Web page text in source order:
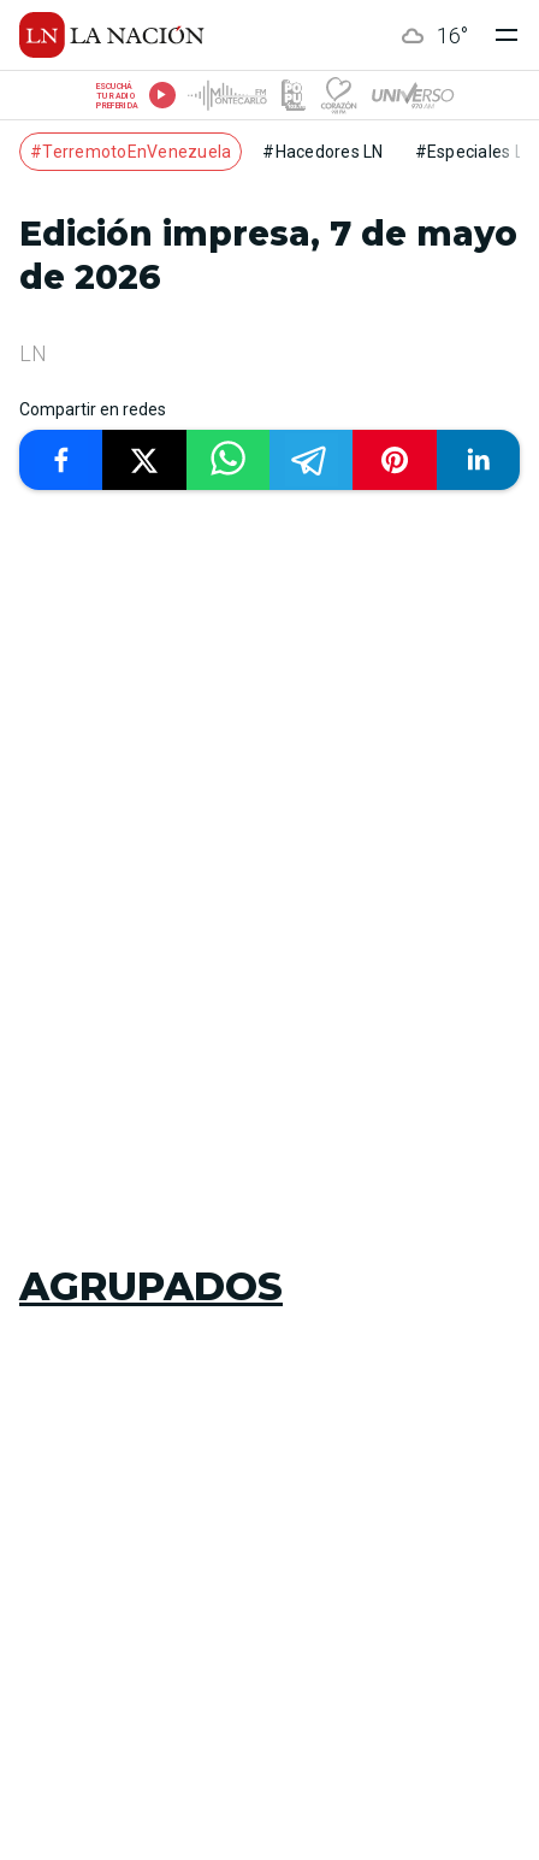
16°
ESCUCHÁ
TU RADIO
PREFERIDA
#TerremotoEnVenezuela #Hacedores LN #Especiales LN
Edición impresa, 7 de mayo
de 2026
LN
Compartir en redes
AGRUPADOS